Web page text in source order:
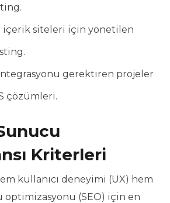
içerik siteleri için yönetilen
gerektiren projeler
çözümleri.
Kriterleri
kullanıcı deneyimi (UX) hem
optimizasyonu (SEO) için en